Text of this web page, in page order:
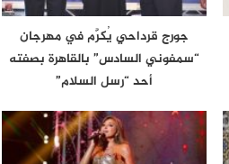
جورج قرداحي يُكرَّم في مهرجان
“سمفوني السادس” بالقاهرة بصفته
أحد “رسل السلام”